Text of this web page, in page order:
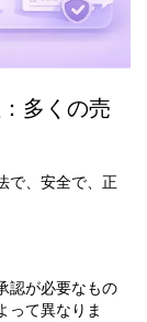
多くの売
で、安全で、正
認が必要なもの
って異なりま